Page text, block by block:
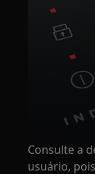
Consulte a
usuário,